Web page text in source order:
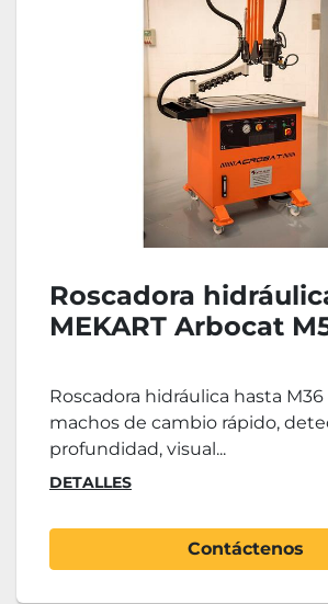
Roscadora
MEKART Arbocat
Roscadora hidráulica hasta
machos de cambio rápido,
profundidad, visual...
DETALLES
Contáctenos